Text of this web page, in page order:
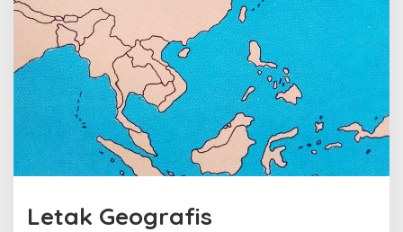
Letak Geografis